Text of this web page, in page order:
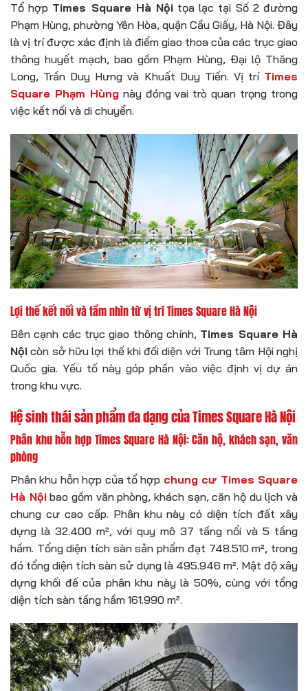
Tổ hợp Times Square Hà Nộitọa lạc tại Số 2 đường
Phạm Hùng, phường Yên Hòa, quận Cầu Giấy, Hà Nội. Đây
là vị trí được xác định là điểm giao thoa của các trục giao
thông huyết mạch, bao gồm Phạm Hùng, Đại lộ Thăng
Long, Trần Duy Hưng và Khuất Duy Tiến. Vị trí Times
Square Phạm Hùngnày đóng vai trò quan trọng trong
việc kết nối và di chuyển.
Lợi thế kết nối và tầm nhìn từ vị trí Times Square Hà Nội
Bên cạnh các trục giao thông chính, Times Square Hà
Nội còn sở hữu lợi thế khi đối diện với Trung tâm Hội nghị
Quốc gia. Yếu tố này góp phần vào việc định vị dự án
trong khu vực.
Hệ sinh thái sản phẩm đa dạng của Times Square Hà Nội
Phân khu hỗn hợp Times Square Hà Nội: Căn hộ, khách sạn, văn
phòng
Phân khu hỗn hợp của tổ hợp chung cư Times Square
Hà Nộibao gồm văn phòng, khách sạn, căn hộ du lịch và
chung cư cao cấp. Phân khu này có diện tích đất xây
dựng là 32.400 m², với quy mô 37 tầng nổi và 5 tầng
hầm. Tổng diện tích sàn sản phẩm đạt 748.510 m², trong
đó tổng diện tích sàn sử dụng là 495.946 m². Mật độ xây
dựng khối đế của phân khu này là 50%, cùng với tổng
diện tích sàn tầng hầm 161.990 m².